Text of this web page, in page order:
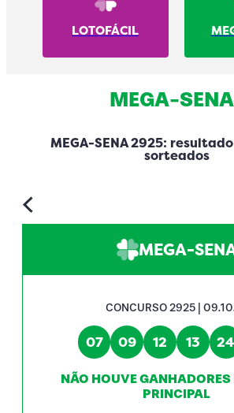
LOTOFÁCIL
MEGA-SENA
MEGA-SENA 2925:
sorteados
MEGA-
CONCURSO 2925 |
07 09 12 13 24
NÃO HOUVE
PRINCIPAL